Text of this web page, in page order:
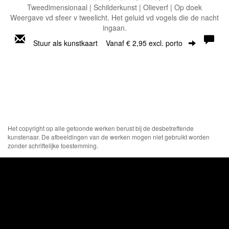
Tweedimensionaal | Schilderkunst | Olieverf | Op doek
Weergave vd sfeer v tweelicht. Het geluid vd vogels die de nacht
ingaan.
Stuur als kunstkaart Vanaf € 2,95 excl. porto
Het copyright op alle getoonde werken berust bij de desbetreffende
kunstenaar. De afbeeldingen van de werken mogen niet gebruikt worden
zonder schriftelijke toestemming.